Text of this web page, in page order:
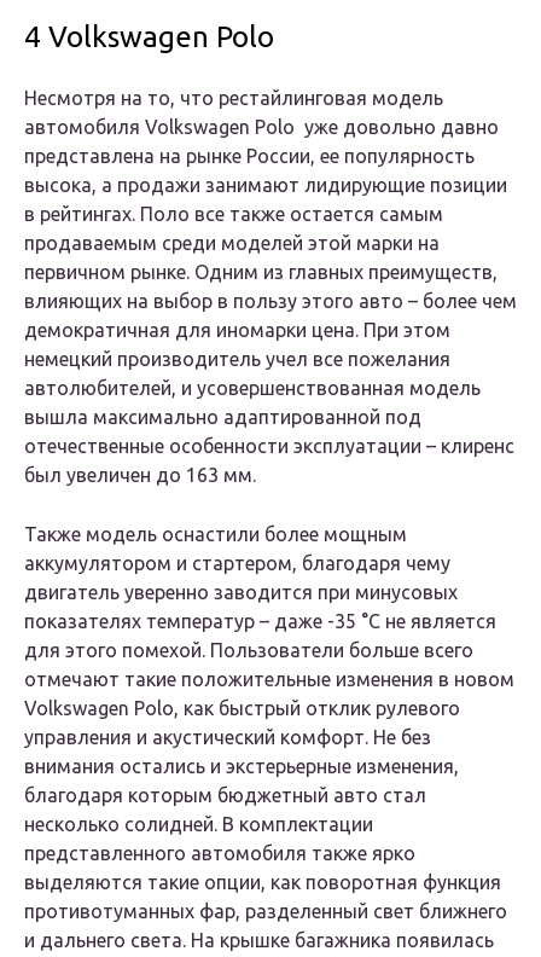
4 Volkswagen Polo
Несмотря на то, что рестайлинговая модель
автомобиля Volkswagen Polo уже довольно давно
представлена на рынке России, ее популярность
высока, а продажи занимают лидирующие позиции
в рейтингах. Поло все также остается самым
продаваемым среди моделей этой марки на
первичном рынке. Одним из главных преимуществ,
влияющих на выбор в пользу этого авто – более чем
демократичная для иномарки цена. При этом
немецкий производитель учел все пожелания
автолюбителей, и усовершенствованная модель
вышла максимально адаптированной под
отечественные особенности эксплуатации – клиренс
был увеличен до 163 мм.
Также модель оснастили более мощным
аккумулятором и стартером, благодаря чему
двигатель уверенно заводится при минусовых
показателях температур – даже -35 °C не является
для этого помехой. Пользователи больше всего
отмечают такие положительные изменения в новом
Volkswagen Polo, как быстрый отклик рулевого
управления и акустический комфорт. Не без
внимания остались и экстерьерные изменения,
благодаря которым бюджетный авто стал
несколько солидней. В комплектации
представленного автомобиля также ярко
выделяются такие опции, как поворотная функция
противотуманных фар, разделенный свет ближнего
и дальнего света. На крышке багажника появилась